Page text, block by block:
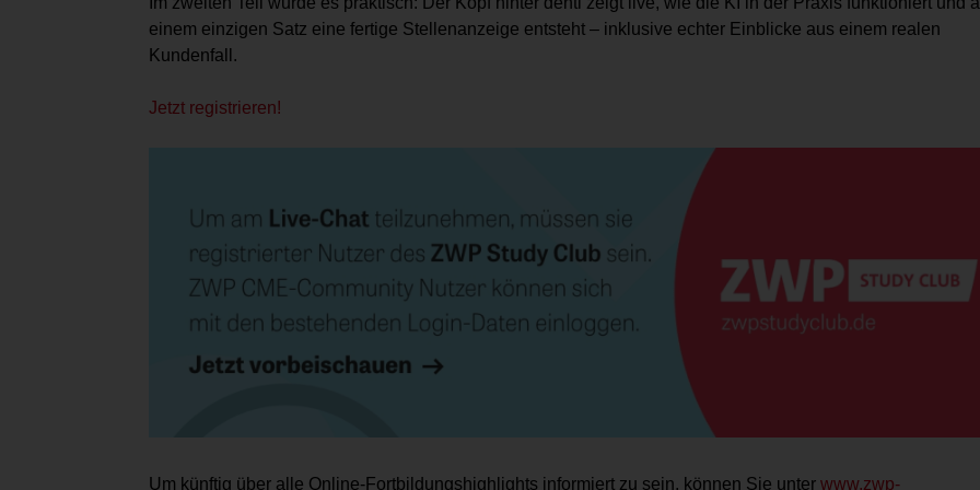
einem einzigen Satz eine fertige Stellenanzeige entsteht – inklusive echter Einblicke aus einem realen
Kundenfall.
Jetzt registrieren!
Um künftig über alle Online-­Fortbildungshighlights infor­miert zu sein, können Sie unter www.zwp-